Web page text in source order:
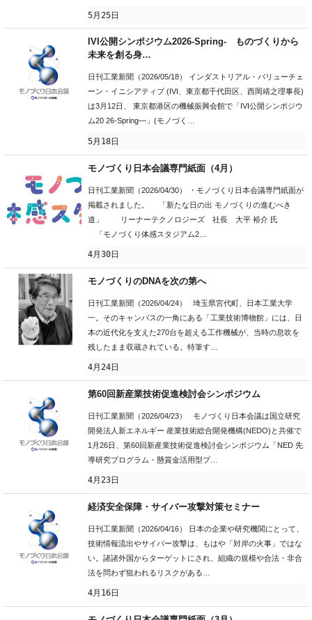
5月25日
IVI公開シンポジウム2026-Spring- ものづくりから
未来を創る身…
日刊工業新聞（2026/05/18） インダストリアル・バリューチェ
ーン・イニシアティブ (IVI、東京都千代田区、西岡靖之理事長)
は3月12日、 東京都港区の機械振興会館で「IVI公開シンポジウ
ム20 26-Spring―」(モノづく…
5月18日
モノづくり日本会議専門紙面（4月）
日刊工業新聞（2026/04/30） ・モノづくり日本会議専門紙面が
掲載されました。 「新たな日の出 モノづくりの進むべき
道」 リーナーテクノロジーズ 社長 大平 裕介 氏
「モノづくり体感スタジアム2…
4月30日
モノづくりのDNAを次の第へ
日刊工業新聞（2026/04/24） 埼玉県宮代町、日本工業大学
一。そのキャンパスの一角にある「工業技術博物館」には、日
本の近代化を支えた270台を超える工作機械が、当時の息吹を
残したまま収蔵されている。特筆す…
4月24日
第60回新産業技術促進検討会シンポジウム
日刊工業新聞（2026/04/23） モノづくり日本会議は国立研究
開発法人新エネルギー 産業技術総合開発機構(NEDO)と共催で
1月26日、第60回新産業技術促進検討会シンポジウム「NED 先
導研究プログラム・懸賞金活用型プ…
4月23日
経済安全保障・サイバー攻撃対策セミナー
日刊工業新聞（2026/04/16） 日本の企業や研究機関にとって、
技術情報流出やサイバー攻撃は、もはや「対岸の火事」ではな
い。諸諸外国からターゲットにされ、組織の規模や合法・非合
法を問わず狙われるリスクがある…
4月16日